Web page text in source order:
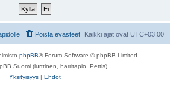
Kaikki ajat ovat UTC+03:00
Poista evästeet
phpBB® Forum Software © phpBB Limited
Suomi (lurttinen, harritapio, Pettis)
Yksityisyys | Ehdot